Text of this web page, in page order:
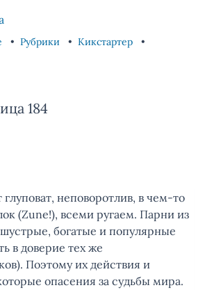
Рубрики
Кикстартер
184
неповоротлив, в чем-то
(Zune!), всеми ругаем. Парни из
богатые и популярные
в доверие тех же
Поэтому их действия и
опасения за судьбы мира.